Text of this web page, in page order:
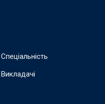
Спеціальність
Викладачі